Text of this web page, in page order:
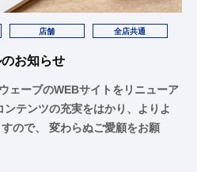
店舗 全店共通
お知らせ
ェーブのWEBサイトをリニューア
テンツの充実をはかり、よりよ
ので、 変わらぬご愛顧をお願